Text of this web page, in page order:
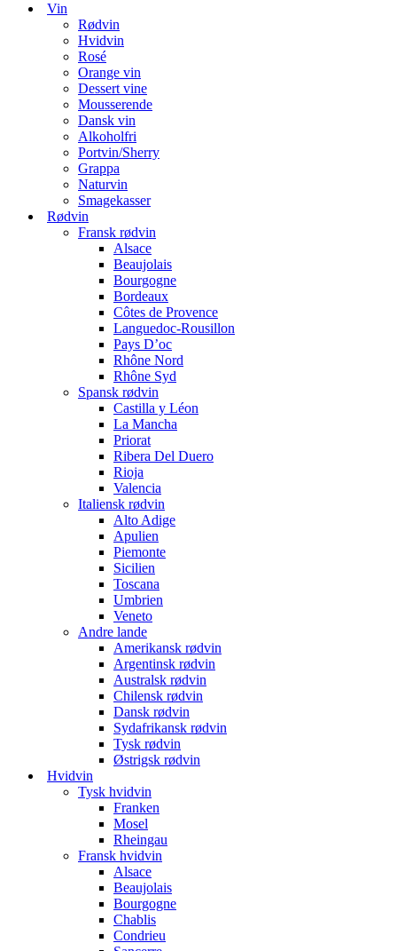
Vin
Rødvin
Hvidvin
Rosé
Orange vin
Dessert vine
Mousserende
Dansk vin
Alkoholfri
Portvin/Sherry
Grappa
Naturvin
Smagekasser
Rødvin
Fransk rødvin
Alsace
Beaujolais
Bourgogne
Bordeaux
Côtes de Provence
Languedoc-Rousillon
Pays D’oc
Rhône Nord
Rhône Syd
Spansk rødvin
Castilla y Léon
La Mancha
Priorat
Ribera Del Duero
Rioja
Valencia
Italiensk rødvin
Alto Adige
Apulien
Piemonte
Sicilien
Toscana
Umbrien
Veneto
Andre lande
Amerikansk rødvin
Argentinsk rødvin
Australsk rødvin
Chilensk rødvin
Dansk rødvin
Sydafrikansk rødvin
Tysk rødvin
Østrigsk rødvin
Hvidvin
Tysk hvidvin
Franken
Mosel
Rheingau
Fransk hvidvin
Alsace
Beaujolais
Bourgogne
Chablis
Condrieu